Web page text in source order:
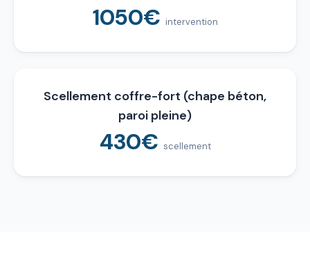
1050€ intervention
Scellement coffre-fort (chape béton,
paroi pleine)
430€ scellement